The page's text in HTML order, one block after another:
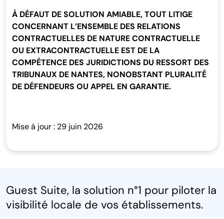
À DÉFAUT DE SOLUTION AMIABLE, TOUT LITIGE
CONCERNANT L’ENSEMBLE DES RELATIONS
CONTRACTUELLES DE NATURE CONTRACTUELLE
OU EXTRACONTRACTUELLE EST DE LA
COMPÉTENCE DES JURIDICTIONS DU RESSORT DES
TRIBUNAUX DE NANTES, NONOBSTANT PLURALITÉ
DE DÉFENDEURS OU APPEL EN GARANTIE.
Mise à jour : 29 juin 2026
Guest Suite, la solution n°1 pour piloter la
visibilité locale de vos établissements.